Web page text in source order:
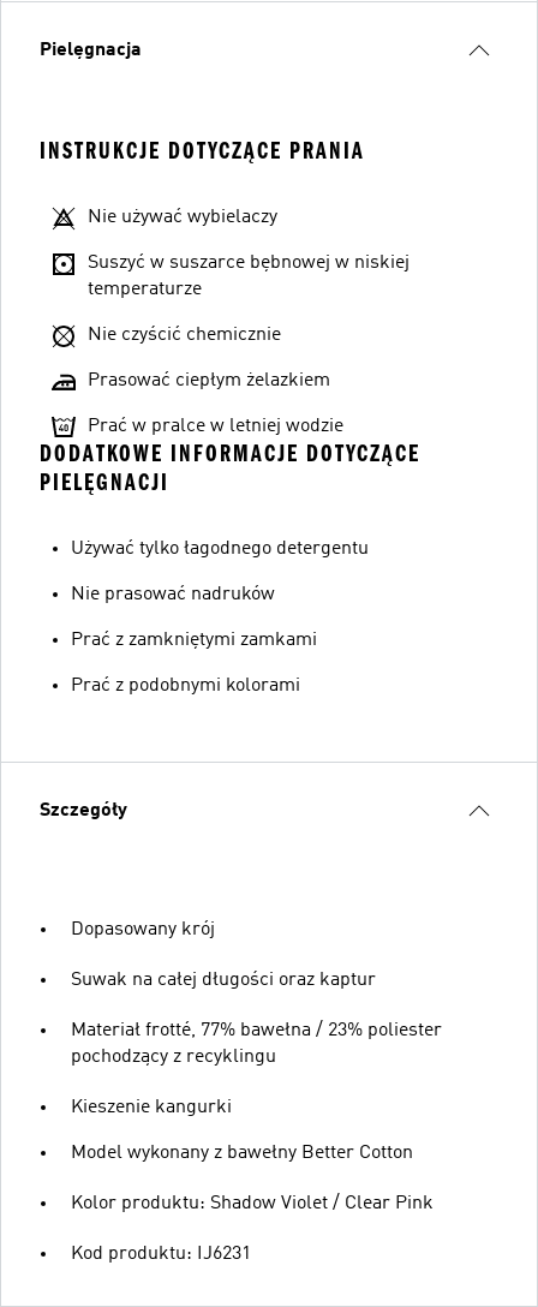
Pielęgnacja
INSTRUKCJE DOTYCZĄCE PRANIA
Nie używać wybielaczy
Suszyć w suszarce bębnowej w niskiej
temperaturze
Nie czyścić chemicznie
Prasować ciepłym żelazkiem
Prać w pralce w letniej wodzie
DODATKOWE INFORMACJE DOTYCZĄCE
PIELĘGNACJI
Używać tylko łagodnego detergentu
Nie prasować nadruków
Prać z zamkniętymi zamkami
Prać z podobnymi kolorami
Szczegóły
Dopasowany krój
Suwak na całej długości oraz kaptur
Materiał frotté, 77% bawełna / 23% poliester
pochodzący z recyklingu
Kieszenie kangurki
Model wykonany z bawełny Better Cotton
Kolor produktu: Shadow Violet / Clear Pink
Kod produktu: IJ6231